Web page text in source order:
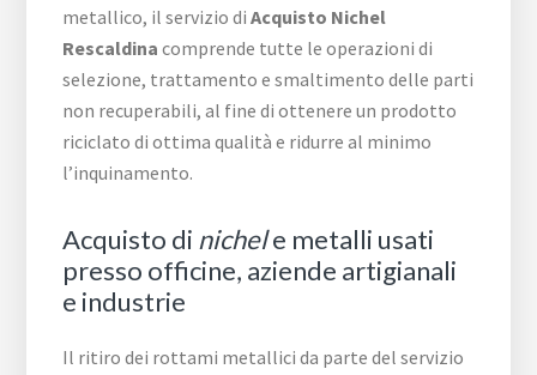
metallico, il servizio diAcquisto Nichel
Rescaldina comprende tutte le operazioni di
selezione, trattamento e smaltimento delle parti
non recuperabili, al fine di ottenere un prodotto
riciclato di ottima qualità e ridurre al minimo
l’inquinamento.
Acquisto di nichele metalli usati
presso officine, aziende artigianali
e industrie
Il ritiro dei rottami metallici da parte del servizio